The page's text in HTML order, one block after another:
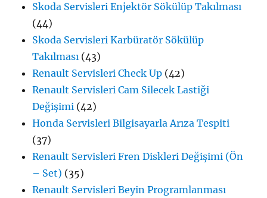
Skoda Servisleri Enjektör Sökülüp Takılması
(44)
Skoda Servisleri Karbüratör Sökülüp
Takılması (43)
Renault Servisleri Check Up (42)
Renault Servisleri Cam Silecek Lastiği
Değişimi (42)
Honda Servisleri Bilgisayarla Arıza Tespiti
(37)
Renault Servisleri Fren Diskleri Değişimi (Ön
– Set) (35)
Renault Servisleri Beyin Programlanması